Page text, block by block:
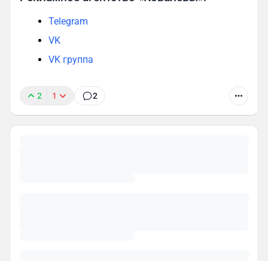
Telegram
VK
VK группа
2 1 2